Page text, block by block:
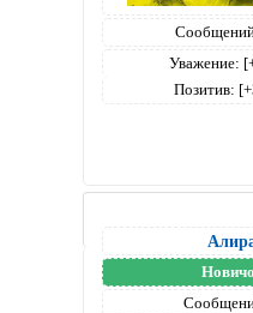
Уважение:
Позитив: